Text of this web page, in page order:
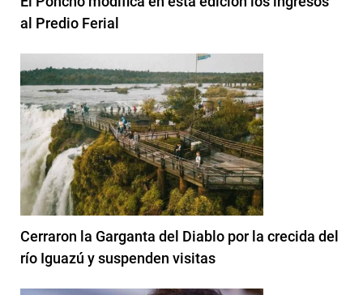
al Predio Ferial
Cerraron la Garganta del Diablo por la crecida del
río Iguazú y suspenden visitas